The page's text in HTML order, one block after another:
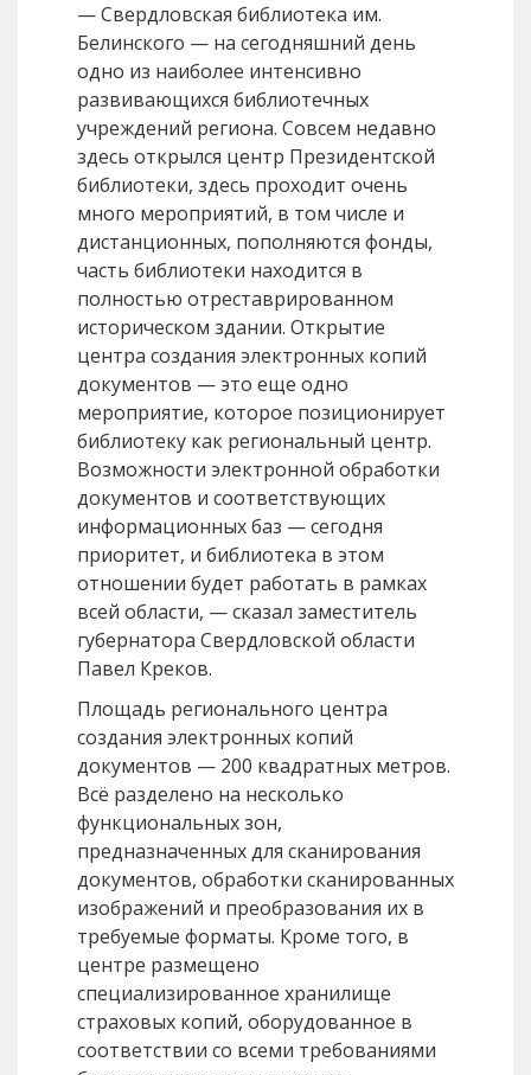
— Свердловская библиотека им.
Белинского — на сегодняшний день
одно из наиболее интенсивно
развивающихся библиотечных
учреждений региона. Совсем недавно
здесь открылся центр Президентской
библиотеки, здесь проходит очень
много мероприятий, в том числе и
дистанционных, пополняются фонды,
часть библиотеки находится в
полностью отреставрированном
историческом здании. Открытие
центра создания электронных копий
документов — это еще одно
мероприятие, которое позиционирует
библиотеку как региональный центр.
Возможности электронной обработки
документов и соответствующих
информационных баз — сегодня
приоритет, и библиотека в этом
отношении будет работать в рамках
всей области, — сказал заместитель
губернатора Свердловской области
Павел Креков.
Площадь регионального центра
создания электронных копий
документов — 200 квадратных метров.
Всё разделено на несколько
функциональных зон,
предназначенных для сканирования
документов, обработки сканированных
изображений и преобразования их в
требуемые форматы. Кроме того, в
центре размещено
специализированное хранилище
страховых копий, оборудованное в
соответствии со всеми требованиями